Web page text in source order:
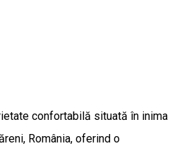
confortabilă situată în inima
România, oferind o